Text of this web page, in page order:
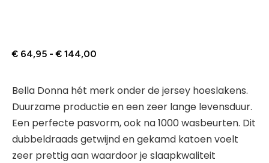
€ 64,95 - € 144,00
Bella Donna hét merk onder de jersey hoeslakens.
Duurzame productie en een zeer lange levensduur.
Een perfecte pasvorm, ook na 1000 wasbeurten. Dit
dubbeldraads getwijnd en gekamd katoen voelt
zeer prettig aan waardoor je slaapkwaliteit